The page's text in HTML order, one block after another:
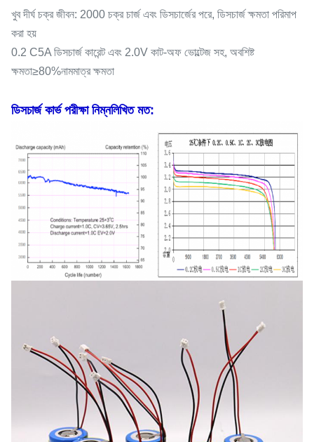
খুব দীর্ঘ চক্র জীবন: 2000 চক্র চার্জ এবং ডিসচার্জের পরে, ডিসচার্জ ক্ষমতা পরিমাপ
করা হয়
0.2 C5A ডিসচার্জ কারেন্ট এবং 2.0V কাট-অফ ভোল্টেজ সহ, অবশিষ্ট
ক্ষমতা≥80%নামমাত্র ক্ষমতা
ডিসচার্জ কার্ভ পরীক্ষা নিম্নলিখিত মত: